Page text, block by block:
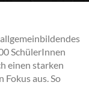
SchülerInnen
einen starken
aus. So